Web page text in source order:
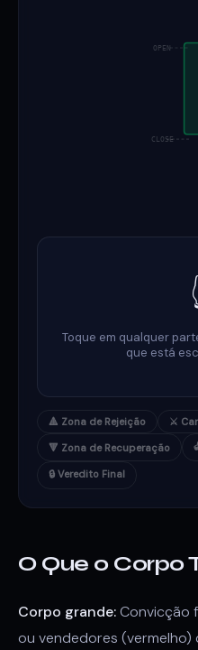
OPEN
CLOSE
Toque em qualquer
que está
🔺 Zona de Rejeição ⚔️
🔻 Zona de Recuperação
🔒 Veredito Final
O Que o Corpo
Corpo grande:Convicção
ou vendedores (vermelho)